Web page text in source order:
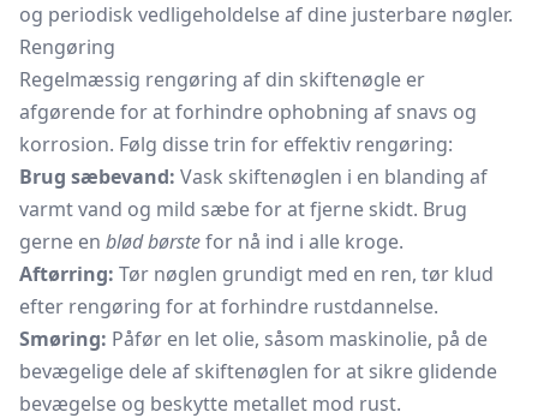
og periodisk vedligeholdelse af dine justerbare nøgler.
Rengøring
Regelmæssig rengøring af din skiftenøgle er
afgørende for at forhindre ophobning af snavs og
korrosion. Følg disse trin for effektiv rengøring:
Brug sæbevand: Vask skiftenøglen i en blanding af
varmt vand og mild sæbe for at fjerne skidt. Brug
gerne en blød børstefor nå ind i alle kroge.
Aftørring: Tør nøglen grundigt med en ren, tør klud
efter rengøring for at forhindre rustdannelse.
Smøring: Påfør en let olie, såsom maskinolie, på de
bevægelige dele af skiftenøglen for at sikre glidende
bevægelse og beskytte metallet mod rust.